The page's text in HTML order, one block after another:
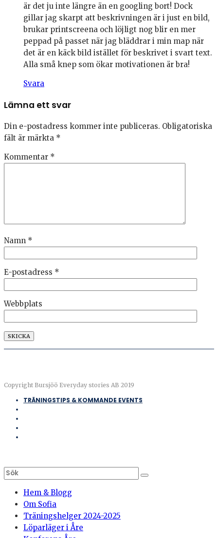
är det ju inte längre än en googling bort! Dock
gillar jag skarpt att beskrivningen är i just en bild,
brukar printscreena och löjligt nog blir en mer
peppad på passet när jag bläddrar i min map när
det är en käck bild istället för beskrivet i svart text.
Alla små knep som ökar motivationen är bra!
Svara
Lämna ett svar
Din e-postadress kommer inte publiceras. Obligatoriska
fält är märkta *
Kommentar *
Namn *
E-postadress *
Webbplats
Copyright Bursjöö Everyday stories AB 2019
TRÄNINGSTIPS & KOMMANDE EVENTS
Hem & Blogg
Om Sofia
Träningshelger 2024-2025
Löparläger i Åre